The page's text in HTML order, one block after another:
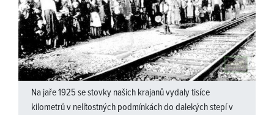
Na jaře 1925 se stovky našich krajanů vydaly tisíce
kilometrů v nelítostných podmínkách do dalekých stepí v